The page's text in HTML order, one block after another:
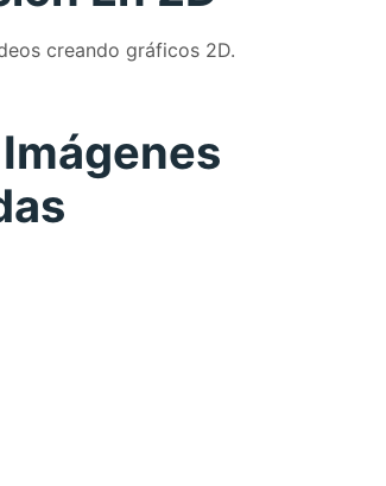
creando gráficos 2D.